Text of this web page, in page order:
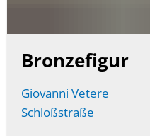
Bronzefigur
Giovanni Vetere
Schloßstraße